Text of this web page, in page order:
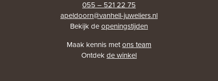
055 – 521 22 75
apeldoorn@vanhell-juweliers.nl
Bekijk deopeningstijden
Maak kennis metons team
Ontdekde winkel